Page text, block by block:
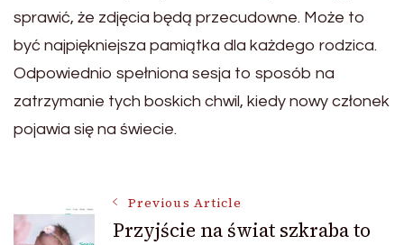
sprawić, że zdjęcia będą przecudowne. Może to
być najpiękniejsza pamiątka dla każdego rodzica.
Odpowiednio spełniona sesja to sposób na
zatrzymanie tych boskich chwil, kiedy nowy członek
pojawia się na świecie.
Post
Previous Article
Przyjście na świat szkraba to